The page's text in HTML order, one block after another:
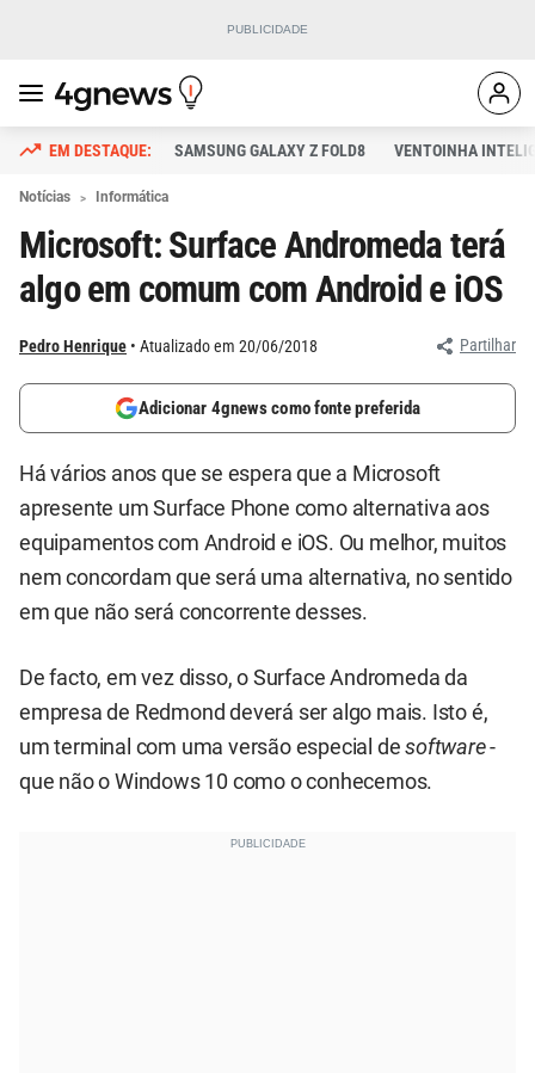
SAMSUNG GALAXY Z FOLD8 VENTOINHA
Notícias Informática
Microsoft: Surface Andromeda terá
algo em comum com Android e iOS
Pedro Henrique Atualizado em 20/06/2018 Partilhar
Adicionar 4gnews como fonte preferida
Há vários anos que se espera que a Microsoft
apresente um Surface Phone como alternativa aos
equipamentos com Android e iOS. Ou melhor, muitos
nem concordam que será uma alternativa, no sentido
em que não será concorrente desses.
De facto, em vez disso, o Surface Andromeda da
empresa de Redmond deverá ser algo mais. Isto é,
um terminal com uma versão especial desoftware-
que não o Windows 10 como o conhecemos.